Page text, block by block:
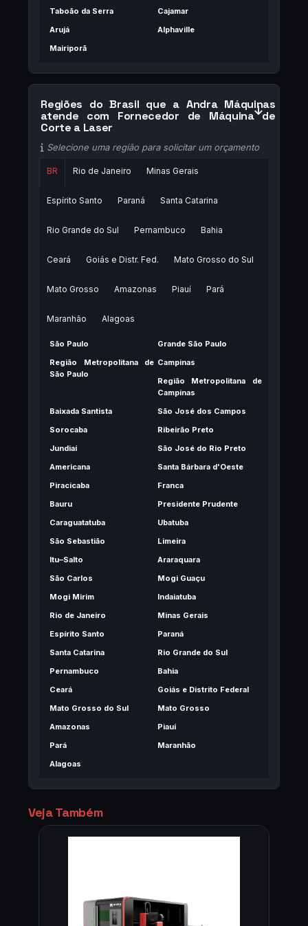
Taboão da Serra
Cajamar
Arujá
Alphaville
Mairiporã
Regiões do Brasil que a Andra Máquinas
atende com Fornecedor de Máquina de
Corte a Laser
Selecione uma região para solicitar um orçamento
BR Rio de Janeiro Minas Gerais
Espírito Santo Paraná Santa Catarina
Rio Grande do Sul Pernambuco Bahia
Ceará Goiás e Distr. Fed. Mato Grosso do Sul
Mato Grosso Amazonas Piauí Pará
Maranhão Alagoas
São Paulo
Grande São Paulo
Região Metropolitana de
São Paulo
Campinas
Região Metropolitana de
Campinas
Baixada Santista
São José dos Campos
Sorocaba
Ribeirão Preto
Jundiaí
São José do Rio Preto
Americana
Santa Bárbara d'Oeste
Piracicaba
Franca
Bauru
Presidente Prudente
Caraguatatuba
Ubatuba
São Sebastião
Limeira
Itu–Salto
Araraquara
São Carlos
Mogi Guaçu
Mogi Mirim
Indaiatuba
Rio de Janeiro
Minas Gerais
Espírito Santo
Paraná
Santa Catarina
Rio Grande do Sul
Pernambuco
Bahia
Ceará
Goiás e Distrito Federal
Mato Grosso do Sul
Mato Grosso
Amazonas
Piauí
Pará
Maranhão
Alagoas
Veja Também